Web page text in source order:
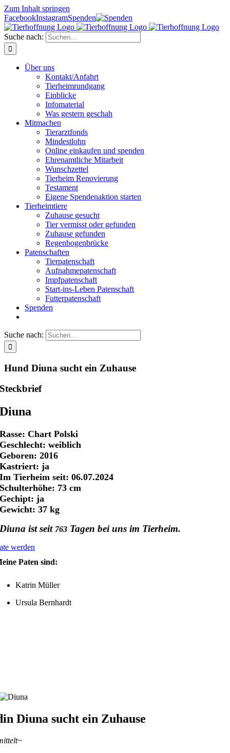
Zum Inhalt springen
FacebookInstagramSpenden
Suche nach:
Über uns
Kontakt/Anfahrt
Tierheimrundgang
Einblicke
Infomaterial
Was gestern geschah
Mitmachen
Tierarztfonds
Mindestlohn
Online einkaufen und spenden
Ehrenamtliche Mitarbeit
Wunschzettel
Tierheim Renovierung
Testament
Eigene Spendenaktion starten
Tierheimtiere
Zuhause gesucht
Tier vermisst oder gefunden
Zuhause gefunden
Regenbogenbrücke
Patenschaften
Tierpatenschaft
Aufnahmepatenschaft
Impfpatenschaft
Start-ins-Leben Patenschaft
Futterpatenschaft
Spenden
Suche nach:
Hund Diuna sucht ein Zuhause
Steckbrief
Diuna
Rasse: Chart Polski
Geschlecht: weiblich
Geboren: 2016
Kastriert: ja
Im Tierheim seit: 06.07.2024
Schulterhöhe: 73 cm
Gechipt: ja
Gewicht: 37 kg
Diuna ist seit 763 Tagen bei uns im Tierheim.
werden
Paten sind:
Katrin Müller
Ursula Bernhardt
Diuna sucht ein Zuhause